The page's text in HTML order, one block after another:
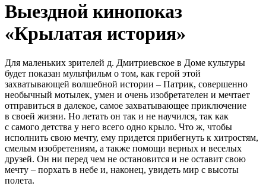
Выездной кинопоказ
«Крылатая история»
Для маленьких зрителей д. Дмитриевское в Доме культуры
будет показан мультфильм о том, как герой этой
захватывающей волшебной истории – Патрик, совершенно
необычный мотылек, умен и очень изобретателен и мечтает
отправиться в далекое, самое захватывающее приключение
в своей жизни. Но летать он так и не научился, так как
с самого детства у него всего одно крыло. Что ж, чтобы
исполнить свою мечту, ему придется прибегнуть к хитростям,
смелым изобретениям, а также помощи верных и веселых
друзей. Он ни перед чем не остановится и не оставит свою
мечту – порхать в небе и, наконец, увидеть мир с высоты
полета.